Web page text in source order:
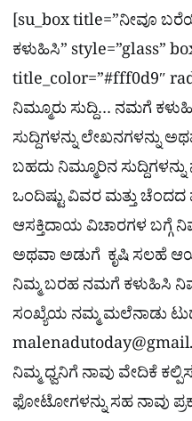
[su_box title=”ನೀವೂ
ಕಳುಹಿಸಿ” style=”glass”
title_color=”#fff0d9″
ನಿಮ್ಮೂರು ಸುದ್ದಿ… ನಮಗೆ
ಸುದ್ದಿಗಳನ್ನು ಲೇಖನಗಳನ್ನು
ಬಹದು ನಿಮ್ಮೂರಿನ
ಒಂದಿಷ್ಟು ವಿವರ ಮತ್ತು
ಆಸಕ್ತಿದಾಯ ವಿಚಾರಗಳ ಬಗ್ಗೆ
ಅಥವಾ ಅಡುಗೆ ಕೃಷಿ ಸಲಹೆ
ನಿಮ್ಮ ಬರಹ ನಮಗೆ ಕಳುಹಿಸಿ
ಸಂಖ್ಯೆಯ ನಮ್ಮ ಮಲೆನಾಡು
ನಿಮ್ಮ ಧ್ವನಿಗೆ ನಾವು ವೇದಿಕೆ
ಫೋಟೋಗಳನ್ನು ಸಹ ನಾವು